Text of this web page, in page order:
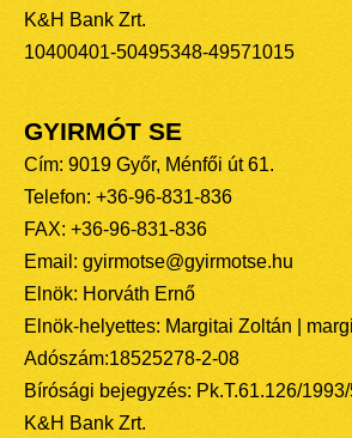
K&H Bank Zrt.
10400401-50495348-49571015
GYIRMÓT SE
Cím: 9019 Győr, Ménfői út 61.
Telefon: +36-96-831-836
FAX: +36-96-831-836
Email: gyirmotse@gyirmotse.hu
Elnök: Horváth Ernő
Elnök-helyettes: Margitai Zoltán |
Adószám:18525278-2-08
Bírósági bejegyzés: Pk.T.61.126/
K&H Bank Zrt.